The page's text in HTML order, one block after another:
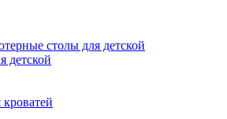
столы для детской
детской